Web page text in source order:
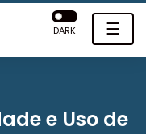
☰
DARK
e Uso de